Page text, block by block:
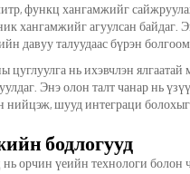
функц хангамжийг
хангамжийг агуулсан байдаг.
давуу талуудаас бүрэн
нь ихэвчлэн
Энэ олон талт чанар нь
нийцэж, шууд интеграци болохыг
бодлогууд
орчин үеийн технологи болон